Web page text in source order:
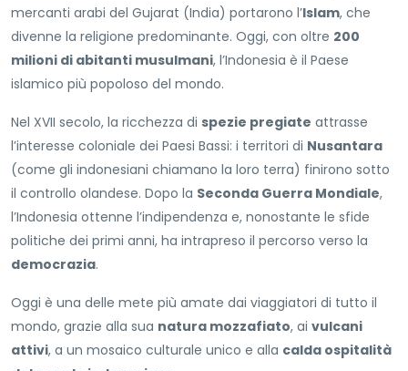
mercanti arabi del Gujarat (India) portarono l’Islam, che
divenne la religione predominante. Oggi, con oltre 200
milioni di abitanti musulmani, l’Indonesia è il Paese
islamico più popoloso del mondo.
Nel XVII secolo, la ricchezza di spezie pregiate attrasse
l’interesse coloniale dei Paesi Bassi: i territori di Nusantara
(come gli indonesiani chiamano la loro terra) finirono sotto
il controllo olandese. Dopo la Seconda Guerra Mondiale,
l’Indonesia ottenne l’indipendenza e, nonostante le sfide
politiche dei primi anni, ha intrapreso il percorso verso la
democrazia.
Oggi è una delle mete più amate dai viaggiatori di tutto il
mondo, grazie alla sua natura mozzafiato, ai vulcani
attivi, a un mosaico culturale unico e alla calda ospitalità